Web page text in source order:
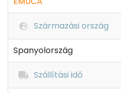
Származási ország
Spanyolország
Szállítási idő